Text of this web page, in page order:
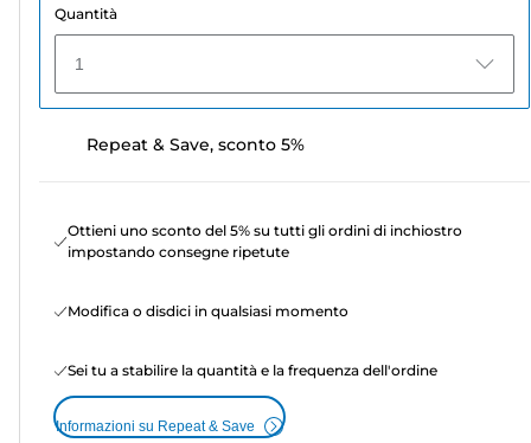
Quantità
1
Repeat & Save, sconto 5%
Ottieni uno sconto del 5% su tutti gli ordini di inchiostro
impostando consegne ripetute
Modifica o disdici in qualsiasi momento
Sei tu a stabilire la quantità e la frequenza dell'ordine
Informazioni su Repeat & Save